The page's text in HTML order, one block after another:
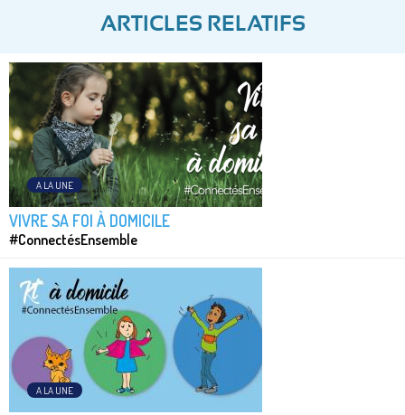
ARTICLES RELATIFS
A LA UNE
VIVRE SA FOI À DOMICILE
#ConnectésEnsemble
A LA UNE